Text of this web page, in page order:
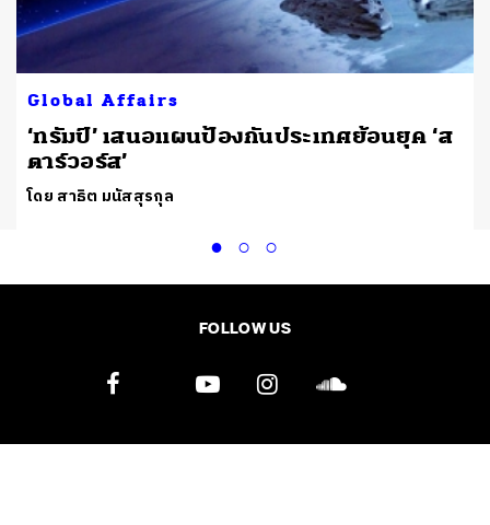
Global Affairs
‘ทรัมป์’ เสนอแผนป้องกันประเทศย้อนยุค ‘ส
ตาร์วอร์ส’
โดย สาธิต มนัสสุรกุล
FOLLOW US